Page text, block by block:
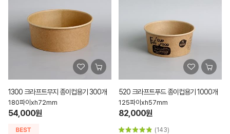
1300 크라프트무지 종이컵용기 300개
180파이xh72mm
54,000원
520 크라프트푸드 종이컵용기 1000개
125파이xh57mm
82,000원
(143)